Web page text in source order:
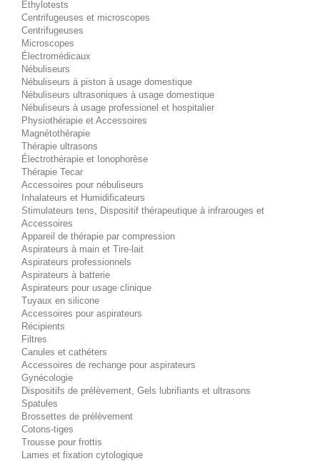
Éthylotests
Centrifugeuses et microscopes
Centrifugeuses
Microscopes
Électromédicaux
Nébuliseurs
Nébuliseurs à piston à usage domestique
Nébuliseurs ultrasoniques à usage domestique
Nébuliseurs à usage professionel et hospitalier
Physiothérapie et Accessoires
Magnétothérapie
Thérapie ultrasons
Électrothérapie et Ionophorèse
Thérapie Tecar
Accessoires pour nébuliseurs
Inhalateurs et Humidificateurs
Stimulateurs tens, Dispositif thérapeutique à infrarouges et
Accessoires
Appareil de thérapie par compression
Aspirateurs à main et Tire-lait
Aspirateurs professionnels
Aspirateurs à batterie
Aspirateurs pour usage clinique
Tuyaux en silicone
Accessoires pour aspirateurs
Récipients
Filtres
Canules et cathéters
Accessoires de rechange pour aspirateurs
Gynécologie
Dispositifs de prélèvement, Gels lubrifiants et ultrasons
Spatules
Brossettes de prélèvement
Cotons-tiges
Trousse pour frottis
Lames et fixation cytologique